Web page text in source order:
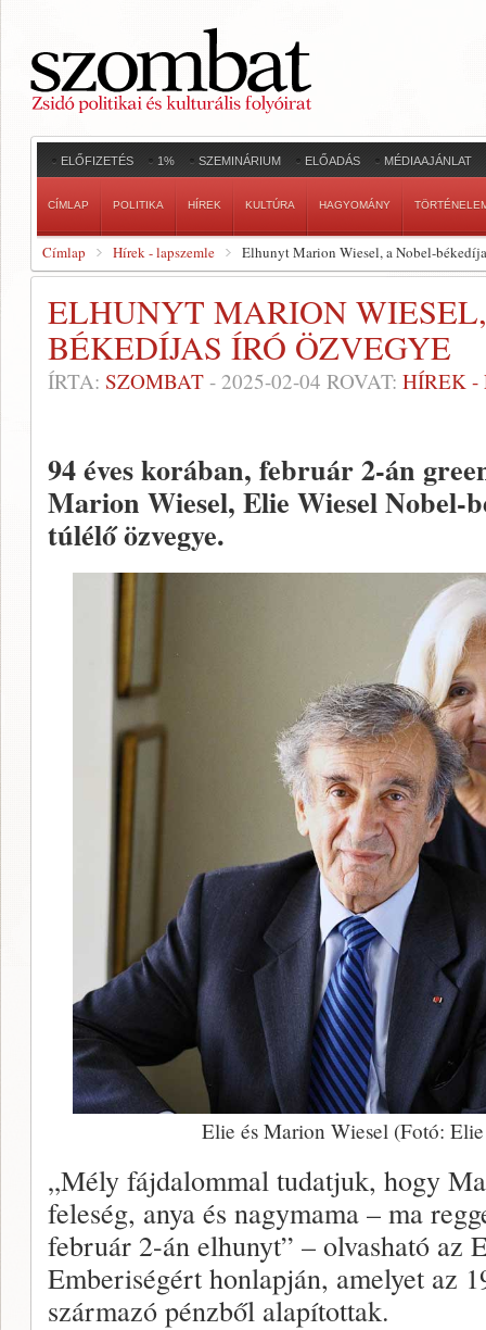
ELŐFIZETÉS 1% SZEMINÁRIUM ELŐADÁS MÉDIAAJÁNLAT
CÍMLAP POLITIKA HÍREK KULTÚRA HAGYOMÁNY
Címlap Hírek - lapszemle Elhunyt Marion Wiesel, a Nobel-
ELHUNYT MARION
BÉKEDÍJAS ÍRÓ ÖZVEGYE
ÍRTA: SZOMBAT - 2025-02-04 ROVAT: HÍREK -
94 éves korában, február 2-án
Marion Wiesel, Elie Wiesel Nobel-
túlélő özvegye.
Elie és Marion Wiesel (Fotó:
„Mély fájdalommal tudatjuk, hogy
feleség, anya és nagymama – ma
február 2-án elhunyt” – olvasható az
Emberiségért honlapján, amelyet az
származó pénzből alapítottak.